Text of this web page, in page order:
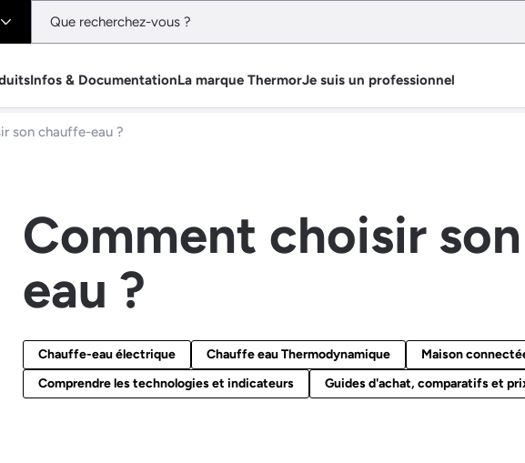
Infos & DocumentationLa marque ThermorJe suis un professionnel
son chauffe-eau ?
Comment choisir
eau ?
Chauffe-eau électrique Chauffe eau Thermodynamique
Maison
Comprendre les technologies et indicateurs
Guides d'achat, comparatifs et